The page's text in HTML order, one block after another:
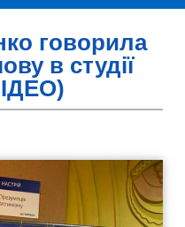
говорила
в студії